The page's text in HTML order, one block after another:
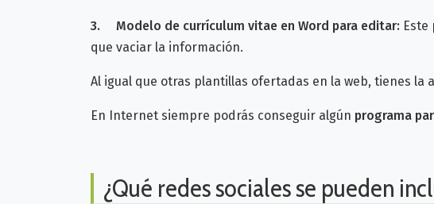
3. Modelo de currículum vitae en Word para editar: Este
que vaciar la información.
Al igual que otras plantillas ofertadas en la web, tienes
En Internet siempre podrás conseguir algún programa
¿Qué redes sociales se pueden